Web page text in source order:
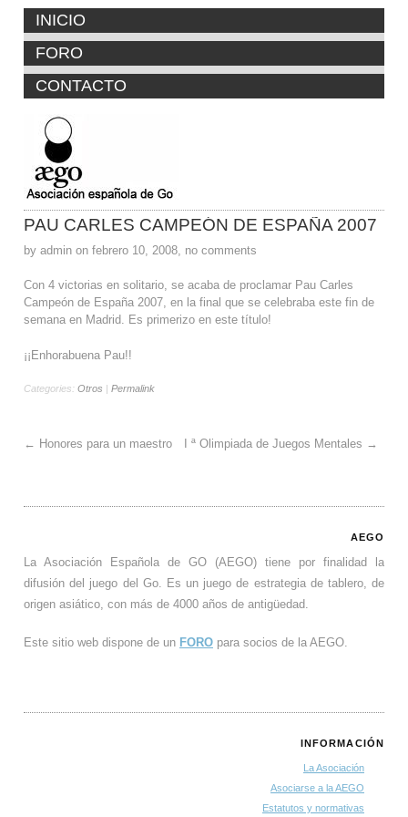
INICIO
FORO
CONTACTO
PAU CARLES CAMPEÓN DE ESPAÑA 2007
by admin on febrero 10, 2008, no comments
Con 4 victorias en solitario, se acaba de proclamar Pau Carles
Campeón de España 2007, en la final que se celebraba este fin de
semana en Madrid. Es primerizo en este título!
¡¡Enhorabuena Pau!!
Categories: Otros Permalink
← Honores para un maestro I ª Olimpiada de Juegos Mentales →
AEGO
La Asociación Española de GO (AEGO) tiene por finalidad la
difusión del juego del Go. Es un juego de estrategia de tablero, de
origen asiático, con más de 4000 años de antigüedad.
Este sitio web dispone de un FORO para socios de la AEGO.
INFORMACIÓN
La Asociación
Asociarse a la AEGO
Estatutos y normativas